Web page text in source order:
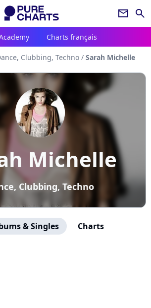
newsletter search
Charts français
Clubbing, Techno / Sarah Michelle
Michelle
Clubbing, Techno
& Singles Charts